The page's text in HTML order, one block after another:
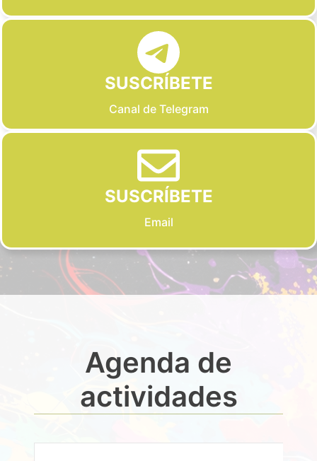
SUSCRÍBETE
Canal de Telegram
SUSCRÍBETE
Email
Agenda de
actividades